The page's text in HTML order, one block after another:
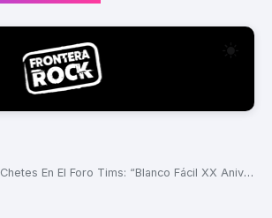
Chetes En El Foro Tims: “Blanco Fácil XX Aniversario”